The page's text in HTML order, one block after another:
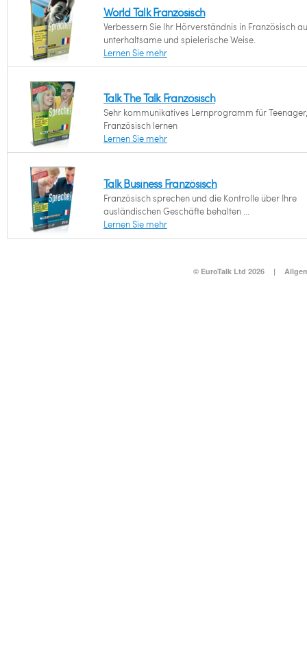
World Talk Französisch
Verbessern Sie Ihr Hörverständnis in Französisch
unterhaltsame und spielerische Weise.
Lernen Sie mehr
Talk The Talk Französisch
Sehr kommunikatives Lernprogramm für
Französisch lernen
Lernen Sie mehr
Talk Business Französisch
Französisch sprechen und die Kontrolle über Ihre
ausländischen Geschäfte behalten ...
Lernen Sie mehr
© EuroTalk Ltd 2026 |